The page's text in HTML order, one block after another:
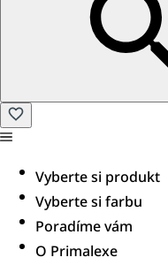
Vyberte si produkt
Vyberte si farbu
Poradíme vám
O Primalexe